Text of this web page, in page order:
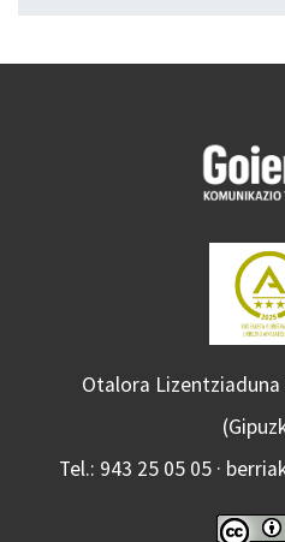
Otalora Lizentziaduna
Tel.: 943 25 05 05 ·